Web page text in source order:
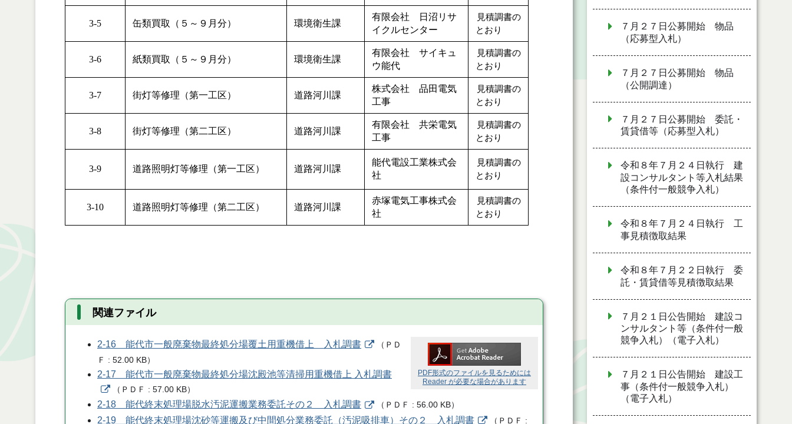
3-5 缶類買取（５～９月分） 環境衛生課
有限会社 日沼リサ
イクルセンター
見積調書の
とおり
3-6 紙類買取（５～９月分） 環境衛生課
有限会社 サイキュ
ウ能代
見積調書の
とおり
3-7 街灯等修理（第一工区） 道路河川課
株式会社 品田電気
工事
見積調書の
とおり
3-8 街灯等修理（第二工区） 道路河川課
有限会社 共栄電気
工事
見積調書の
とおり
3-9 道路照明灯等修理（第一工区） 道路河川課
能代電設工業株式会
社
見積調書の
とおり
3-10 道路照明灯等修理（第二工区） 道路河川課
赤塚電気工事株式会
社
見積調書の
とおり
関連ファイル
PDF形式のファイルを見るためには
Reader が必要な場合があります
2-16 能代市一般廃棄物最終処分場覆土用重機借上 入札調書 （ ＰＤ
Ｆ
52.00 KB）
2-17 能代市一般廃棄物最終処分場沈殿池等清掃用重機借上 入札調書
（ ＰＤＦ 57.00 KB）
2-18 能代終末処理場脱水汚泥運搬業務委託その２ 入札調書 （ ＰＤＦ 56.00 KB）
2-19 能代終末処理場沈砂等運搬及び中間処分業務委託（汚泥吸排車）その２ 入札調書 （ ＰＤＦ
７月２７日公募開始 物品
（応募型入札）
７月２７日公募開始 物品
（公開調達）
７月２７日公募開始 委託・
賃貸借等（応募型入札）
令和８年７月２４日執行 建
設コンサルタント等入札結果
（条件付一般競争入札）
令和８年７月２４日執行 工
事見積徴取結果
令和８年７月２２日執行 委
託・賃貸借等見積徴取結果
７月２１日公告開始 建設コ
ンサルタント等（条件付一般
競争入札）（電子入札）
７月２１日公告開始 建設工
事（条件付一般競争入札）
（電子入札）